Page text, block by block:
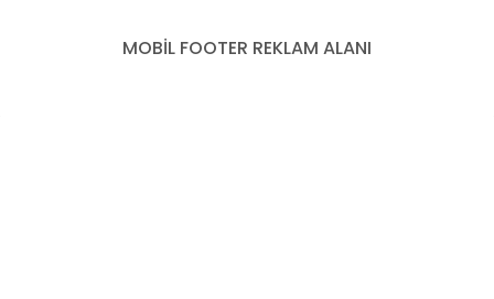
FATİH TOPAL YİNE
MOBİL FOOTER REKLAM ALANI